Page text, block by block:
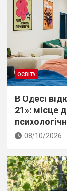
ОСВІТА
В Одесі
21»: місце
08/10/2026